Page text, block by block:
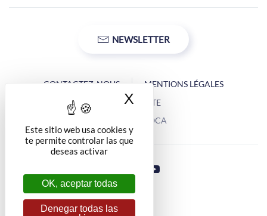
NEWSLETTER
CONTACTEZ-NOUS
MENTIONS LÉGALES
PLAN DU SITE
Copyright © OCA
Este sitio web usa cookies y
te permite controlar las que
deseas activar
OK, aceptar todas
Denegar todas las
X Ocultar la banner